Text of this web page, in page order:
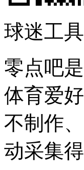
球迷工
零点吧
体育爱
不制作
动采集